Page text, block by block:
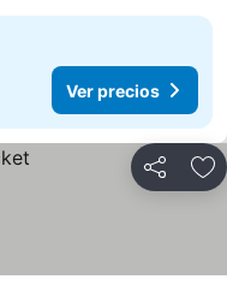
Ver precios
Compartir